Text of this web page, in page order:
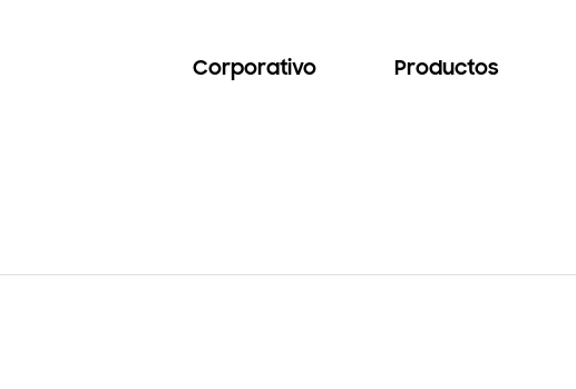
Corporativo Productos